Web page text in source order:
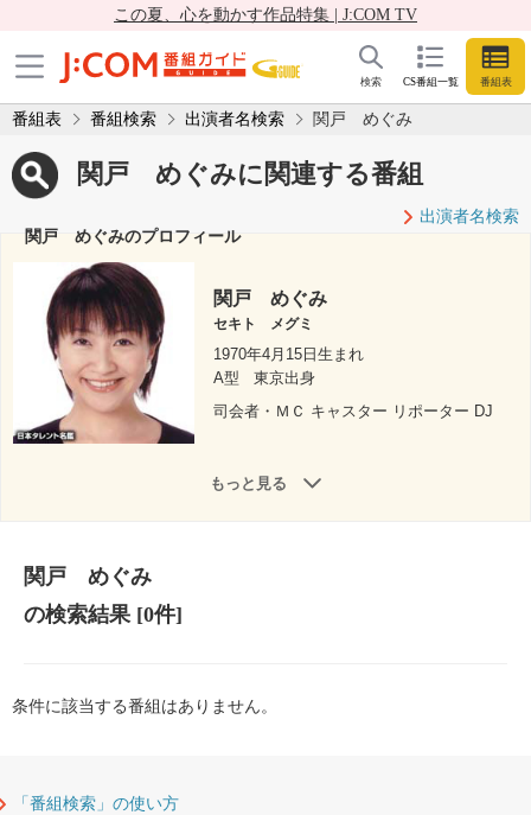
この夏、心を動かす作品特集 | J:COM TV
CS番組一覧 番組表
検索
番組表 番組検索 出演者名検索 関戸 めぐみ
関戸 めぐみに関連する番組
出演者名検索
関戸 めぐみのプロフィール
関戸 めぐみ
セキト メグミ
1970年4月15日生まれ
A型
東京出身
司会者・ＭＣ キャスター リポーター DJ
もっと見る
関戸 めぐみ
の検索結果[0件]
条件に該当する番組はありません。
「番組検索」の使い方